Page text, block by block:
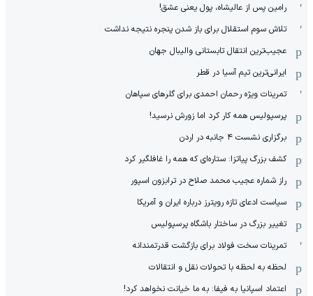
رامین پس از عالیشاه، پول یعنی عشق!
تلاش سوم استقلال برای باز شدن پنجره نتیجه نداشت
عجیب‌ترین انتقال تابستانی والیبال جهان
ایرانی‌ترین تیم آسیا در قطر
تمرینات ویژه رحمان احمدی برای گلرهای سپاهان
پرسپولیس همه کار کرد اما زورش نرسید!
برگزاری نشست ۴ جانبه در اردن
کشف بزرگ پیاتزا: ستاره‌ای که همه را غافلگیر کرد
راز شماره عجیب محمد صلاح در ترابزون اسپور
سیاست ادعای تازه رویترز درباره ایران و آمریکا
تغییر بزرگ در ساختار باشگاه پرسپولیس
تمرینات سخت فولاد برای بازگشت قدرتمندانه
لحظه به لحظه با تحولات نقل و انتقالات
اعتماد اسپانیا به فیفا: به ما خیانت نخواهد کرد!